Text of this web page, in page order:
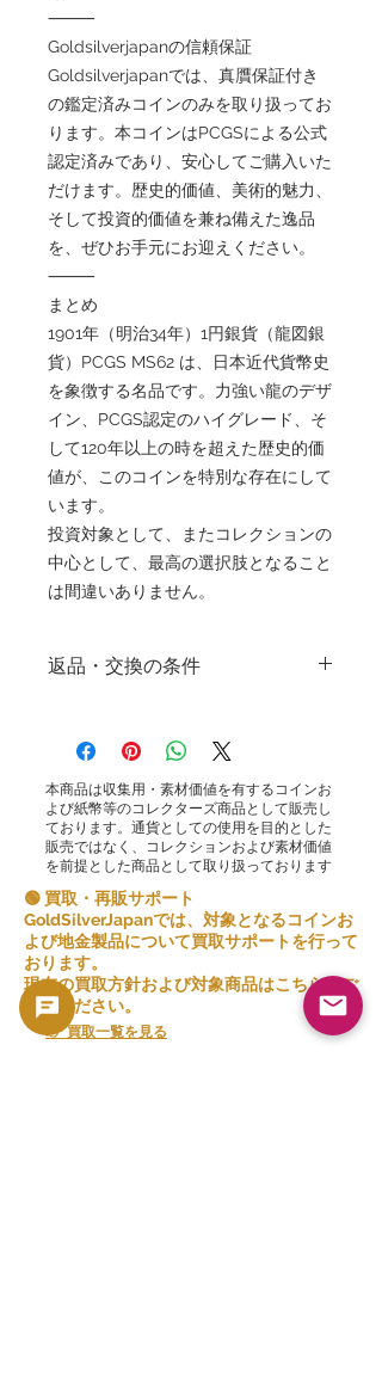
⸻
Goldsilverjapanの信頼保証
Goldsilverjapanでは、真贋保証付き
の鑑定済みコインのみを取り扱ってお
ります。本コインはPCGSによる公式
認定済みであり、安心してご購入いた
だけます。歴史的価値、美術的魅力、
そして投資的価値を兼ね備えた逸品
を、ぜひお手元にお迎えください。
⸻
まとめ
1901年（明治34年）1円銀貨（龍図銀
貨）PCGS MS62 は、日本近代貨幣史
を象徴する名品です。力強い龍のデザ
イン、PCGS認定のハイグレード、そ
して120年以上の時を超えた歴史的価
値が、このコインを特別な存在にして
います。
投資対象として、またコレクションの
中心として、最高の選択肢となること
は間違いありません。
返品・交換の条件
は、高品質な商品とサービスを提供し、
ております。販売する商品の性質上、原
則としてお客様のご都合による返品は受
け付けておりません。
ただし、特定の状況によっては例外的に
返品を受け付けることもございます。以
下の条件を満たす場合には、返品が可能
です
誤った商品：ご注文と異なる商品が届い
た場合には、商品を受け取った日から[5
本商品は収集用・素材価値を有するコインお
よび紙幣等のコレクターズ商品として販売し
ております。通貨としての使用を目的とした
販売ではなく、コレクションおよび素材価値
を前提とした商品として取り扱っております
🟢 買取・再販サポート
GoldSilverJapanでは、対象となるコインお
よび地金製品について買取サポートを行って
おります。
現在の買取方針および対象商品はこちらをご
確認ください。
👉 買取一覧を見る